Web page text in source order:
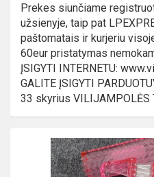
Prekes siunčiame
užsienyje, taip pat
paštomatais ir kurjeriu
60eur pristatymas
ĮSIGYTI INTERNETU:
GALITE ĮSIGYTI
33 skyrius VILIJAMPOLĖS